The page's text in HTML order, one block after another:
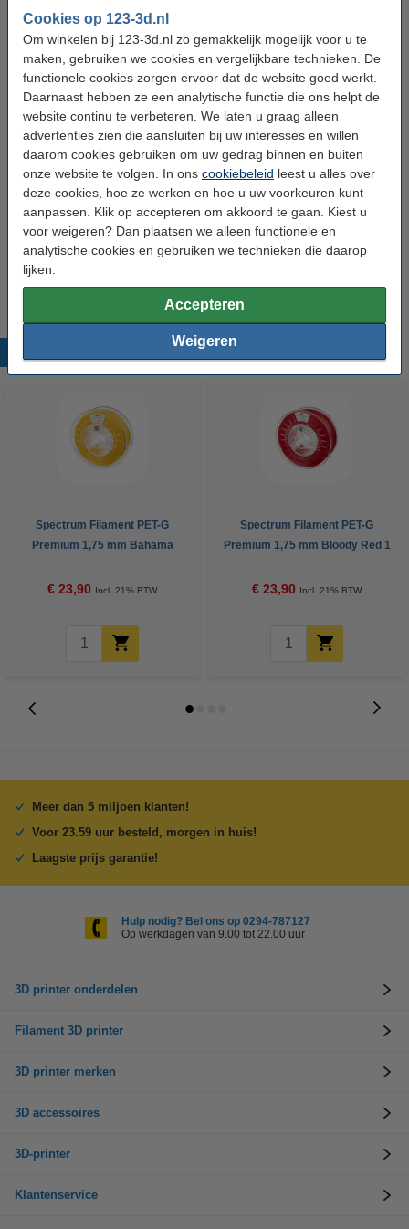
Cookies op 123-3d.nl
Om winkelen bij 123-3d.nl zo gemakkelijk mogelijk voor u te
maken, gebruiken we cookies en vergelijkbare technieken. De
functionele cookies zorgen ervoor dat de website goed werkt.
Daarnaast hebben ze een analytische functie die ons helpt de
website continu te verbeteren. We laten u graag alleen
advertenties zien die aansluiten bij uw interesses en willen
daarom cookies gebruiken om uw gedrag binnen en buiten
onze website te volgen. In ons cookiebeleid leest u alles over
deze cookies, hoe ze werken en hoe u uw voorkeuren kunt
aanpassen. Klik op accepteren om akkoord te gaan. Kiest u
voor weigeren? Dan plaatsen we alleen functionele en
analytische cookies en gebruiken we technieken die daarop
lijken.
Accepteren
Weigeren
Heated bed temp:
Spoel buitendiameter: Ø 20,0 cm
Ø 5,2 cm
Spoel breedte: 6,7 cm
Gewicht lege spoel: ± 250 gram
Print snelheid: 40 - 120 mm/s
Ons Artikelnr: DFS10105
SDS EN: Download
TDS EN:
Populaire producten
Spectrum Filament PET-G
Premium 1,75 mm Bahama
€ 23,90 Incl. 21% BTW
Spectrum Filament PET-G
Premium 1,75 mm Bloody Red 1
€ 23,90 Incl. 21% BTW
Meer dan 5 miljoen klanten!
Voor 23.59 uur besteld, morgen in huis!
Laagste prijs garantie!
Hulp nodig? Bel ons op 0294-787127
Op werkdagen van 9.00 tot 22.00 uur
3D printer onderdelen
Filament 3D printer
3D printer merken
3D accessoires
3D-printer
Klantenservice